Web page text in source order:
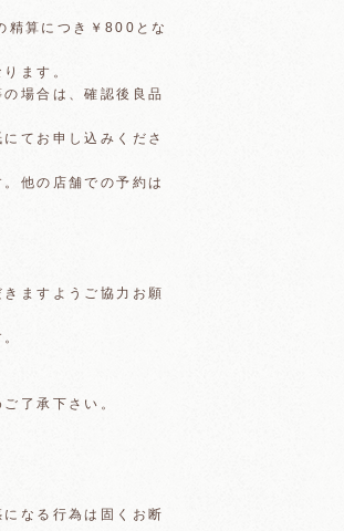
精算につき￥800とな
ます。
場合は、確認後良品
てお申し込みくださ
他の店舗での予約は
ますようご協力お願
了承下さい。
なる行為は固くお断